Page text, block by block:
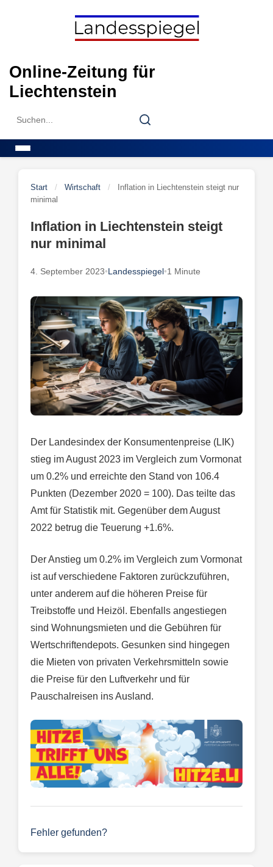
Online-Zeitung für
Liechtenstein
Search
Search
Start / Wirtschaft /
Inflation in Liechtenstein steigt nur
minimal
Inflation in Liechtenstein steigt
nur minimal
4. September 2023•Landesspiegel•1 Minute
Der Landesindex der Konsumentenpreise (LIK)
stieg im August 2023 im Vergleich zum Vormonat
um 0.2% und erreichte den Stand von 106.4
Punkten (Dezember 2020 = 100). Das teilte das
Amt für Statistik mit. Gegenüber dem August
2022 betrug die Teuerung +1.6%.
Der Anstieg um 0.2% im Vergleich zum Vormonat
ist auf verschiedene Faktoren zurückzuführen,
unter anderem auf die höheren Preise für
Treibstoffe und Heizöl. Ebenfalls angestiegen
sind Wohnungsmieten und die Gebühren für
Wertschriftendepots. Gesunken sind hingegen
die Mieten von privaten Verkehrsmitteln sowie
die Preise für den Luftverkehr und für
Pauschalreisen ins Ausland.
Fehler gefunden?